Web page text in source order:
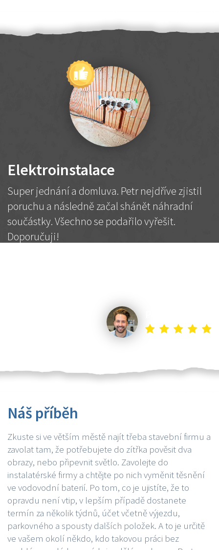
Elektroinstalace
Super jednání a domluva. Petr nejdříve zjistil
poruchu a následně začal shánět náhradní
součástky. Všechno se podařilo vyřešit.
Doporučuji!
Náš příběh
Zkuste si ve větším městě najít třeba stavební firmu a
zavolat tam, že potřebujete do zítřka pověsit dva
obrazy, nebo připevnit světlo. Zavolejte do
instalatérské firmy a chtějte po nich vyměnit těsnění
ve vodovodní baterií. Po tom, co je ujistíte, že to
opravdu není vtip, v lepším případě dostanete
termín za několik týdnů, účet včetně výjezdu,
parkovného a spousty dalších položek. A to je určitě
ve vašem okolí někdo, kdo takovou práci bez